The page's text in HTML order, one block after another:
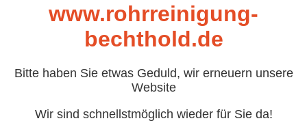
www.rohrreinigung-
bechthold.de
Bitte haben Sie etwas Geduld, wir erneuern unsere
Website
Wir sind schnellstmöglich wieder für Sie da!